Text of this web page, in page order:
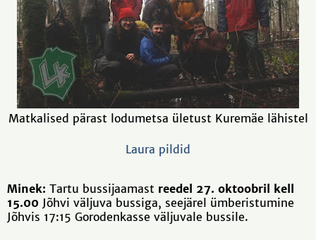
Matkalised pärast lodumetsa ületust Kuremäe lähistel
Laura pildid
Minek: Tartu bussijaamast reedel 27. oktoobril kell
15.00 Jõhvi väljuva bussiga, seejärel ümberistumine
Jõhvis 17:15 Gorodenkasse väljuvale bussile.